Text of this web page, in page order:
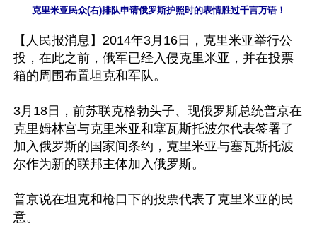
克里米亚民众(右)排队申请俄罗斯护照时的表情胜过千言万语！
【人民报消息】2014年3月16日，克里米亚举行公
投，在此之前，俄军已经入侵克里米亚，并在投票
箱的周围布置坦克和军队。
3月18日，前苏联克格勃头子、现俄罗斯总统普京在
克里姆林宫与克里米亚和塞瓦斯托波尔代表签署了
加入俄罗斯的国家间条约，克里米亚与塞瓦斯托波
尔作为新的联邦主体加入俄罗斯。
普京说在坦克和枪口下的投票代表了克里米亚的民
意。